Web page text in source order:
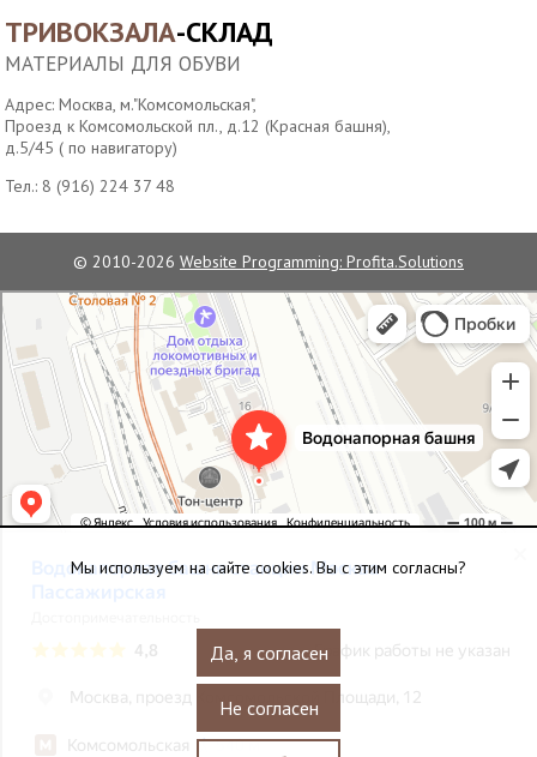
ТРИВОКЗАЛА-СКЛАД
МАТЕРИАЛЫ ДЛЯ ОБУВИ
Адрес: Москва, м."Комсомольская",
Проезд к Комсомольской пл., д.12 (Красная башня),
д.5/45 ( по навигатору)
Тел.: 8 (916) 224 37 48
© 2010-2026 Website Programming: Profita.Solutions
Водонапорная башня станции Москва-Пассажирская
Достопримечательность в Москве
Мы используем на сайте cookies. Вы с этим согласны?
Да, я согласен
Не согласен